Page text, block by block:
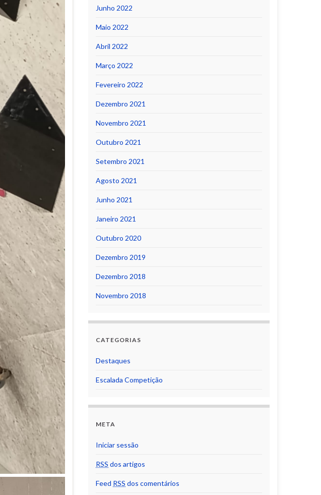
Junho 2022
Maio 2022
Abril 2022
Março 2022
Fevereiro 2022
Dezembro 2021
Novembro 2021
Outubro 2021
Setembro 2021
Agosto 2021
Junho 2021
Janeiro 2021
Outubro 2020
Dezembro 2019
Dezembro 2018
Novembro 2018
CATEGORIAS
Destaques
Escalada Competição
META
Iniciar sessão
RSS dos artigos
Feed RSS dos comentários